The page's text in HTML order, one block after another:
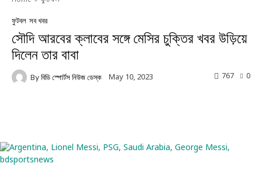
ফুটবল সব খবর
সৌদি আরবের ক্লাবের সঙ্গে মেসির চুক্তির খবর উড়িয়ে
দিলেন তার বাবা
By বিডি স্পোর্টস নিউজ ডেস্ক May 10, 2023 0
767